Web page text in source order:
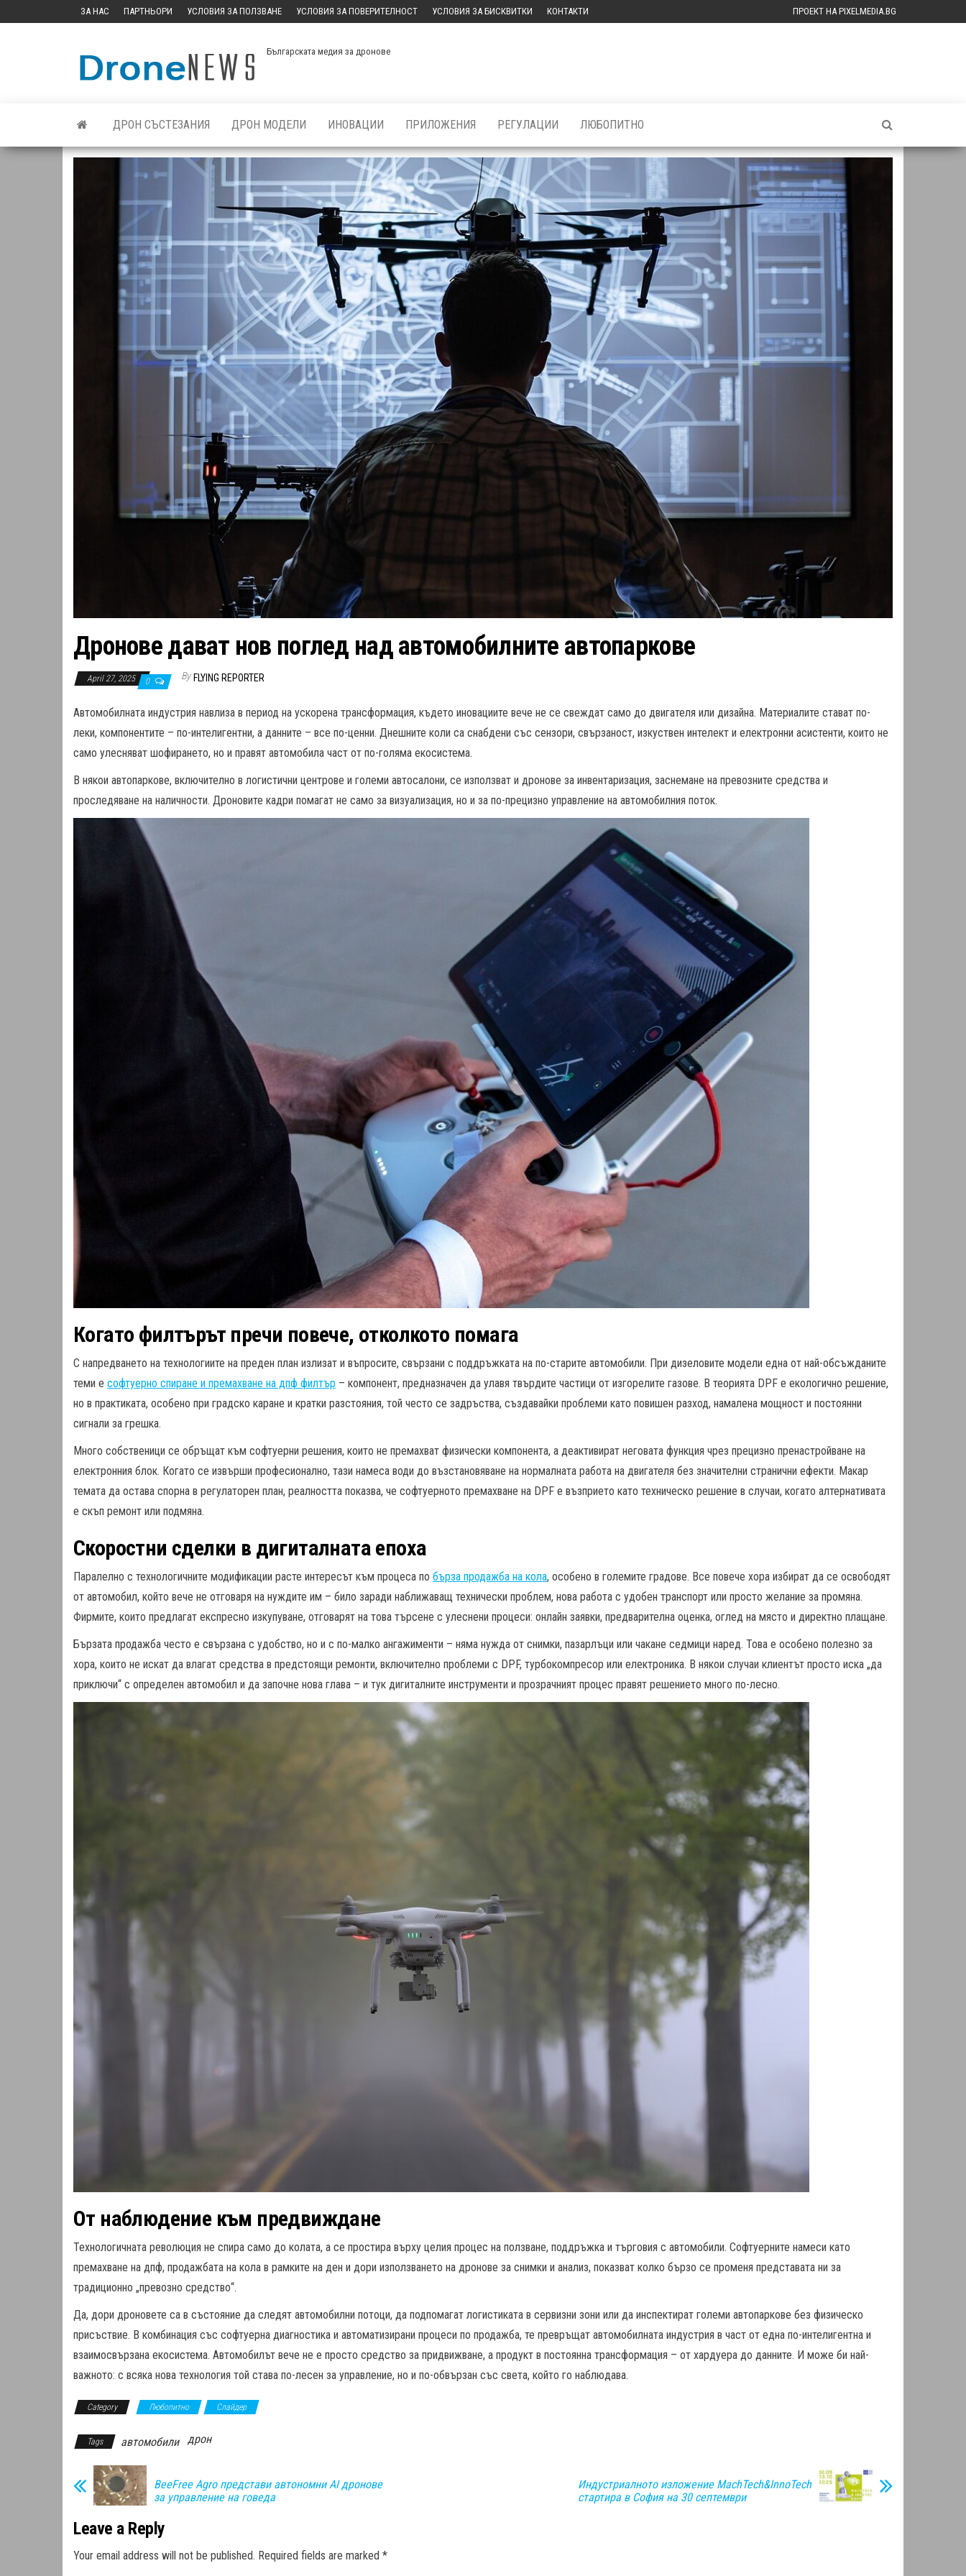
ЗА НАС ПАРТНЬОРИ УСЛОВИЯ ЗА ПОЛЗВАНЕ УСЛОВИЯ ЗА ПОВЕРИТЕЛНОСТ УСЛОВИЯ ЗА БИСКВИТКИ КОНТАКТИ ПРОЕКТ НА PIXELMEDIA.BG
Българската медия за дронове
ДРОН СЪСТЕЗАНИЯ ДРОН МОДЕЛИ ИНОВАЦИИ ПРИЛОЖЕНИЯ РЕГУЛАЦИИ ЛЮБОПИТНО
Дронове дават нов поглед над автомобилните автопаркове
April 27, 2025 0 By FLYING REPORTER
Автомобилната индустрия навлиза в период на ускорена трансформация, където иновациите вече не се свеждат само до двигателя или дизайна. Материалите стават по-
леки, компонентите – по-интелигентни, а данните – все по-ценни. Днешните коли са снабдени със сензори, свързаност, изкуствен интелект и електронни асистенти, които не
само улесняват шофирането, но и правят автомобила част от по-голяма екосистема.
В някои автопаркове, включително в логистични центрове и големи автосалони, се използват и дронове за инвентаризация, заснемане на превозните средства и
проследяване на наличности. Дроновите кадри помагат не само за визуализация, но и за по-прецизно управление на автомобилния поток.
Когато филтърът пречи повече, отколкото помага
С напредването на технологиите на преден план излизат и въпросите, свързани с поддръжката на по-старите автомобили. При дизеловите модели една от най-обсъжданите
теми е софтуерно спиране и премахване на дпф филтър – компонент, предназначен да улавя твърдите частици от изгорелите газове. В теорията DPF е екологично решение,
но в практиката, особено при градско каране и кратки разстояния, той често се задръства, създавайки проблеми като повишен разход, намалена мощност и постоянни
сигнали за грешка.
Много собственици се обръщат към софтуерни решения, които не премахват физически компонента, а деактивират неговата функция чрез прецизно пренастройване на
електронния блок. Когато се извърши професионално, тази намеса води до възстановяване на нормалната работа на двигателя без значителни странични ефекти. Макар
темата да остава спорна в регулаторен план, реалността показва, че софтуерното премахване на DPF е възприето като техническо решение в случаи, когато алтернативата
е скъп ремонт или подмяна.
Скоростни сделки в дигиталната епоха
Паралелно с технологичните модификации расте интересът към процеса по бърза продажба на кола, особено в големите градове. Все повече хора избират да се освободят
от автомобил, който вече не отговаря на нуждите им – било заради наближаващ технически проблем, нова работа с удобен транспорт или просто желание за промяна.
Фирмите, които предлагат експресно изкупуване, отговарят на това търсене с улеснени процеси: онлайн заявки, предварителна оценка, оглед на място и директно плащане.
Бързата продажба често е свързана с удобство, но и с по-малко ангажименти – няма нужда от снимки, пазарлъци или чакане седмици наред. Това е особено полезно за
хора, които не искат да влагат средства в предстоящи ремонти, включително проблеми с DPF, турбокомпресор или електроника. В някои случаи клиентът просто иска „да
приключи“ с определен автомобил и да започне нова глава – и тук дигиталните инструменти и прозрачният процес правят решението много по-лесно.
От наблюдение към предвиждане
Технологичната революция не спира само до колата, а се простира върху целия процес на ползване, поддръжка и търговия с автомобили. Софтуерните намеси като
премахване на дпф, продажбата на кола в рамките на ден и дори използването на дронове за снимки и анализ, показват колко бързо се променя представата ни за
традиционно „превозно средство“.
Да, дори дроновете са в състояние да следят автомобилни потоци, да подпомагат логистиката в сервизни зони или да инспектират големи автопаркове без физическо
присъствие. В комбинация със софтуерна диагностика и автоматизирани процеси по продажба, те превръщат автомобилната индустрия в част от една по-интелигентна и
взаимосвързана екосистема. Автомобилът вече не е просто средство за придвижване, а продукт в постоянна трансформация – от хардуера до данните. И може би най-
важното: с всяка нова технология той става по-лесен за управление, но и по-обвързан със света, който го наблюдава.
Category Любопитно Слайдер
Tags автомобили дрон
BeeFree Agro представи автономни AI дронове
за управление на говеда
Индустриалното изложение MachTech&InnoTech
стартира в София на 30 септември
Leave a Reply
Your email address will not be published. Required fields are marked *